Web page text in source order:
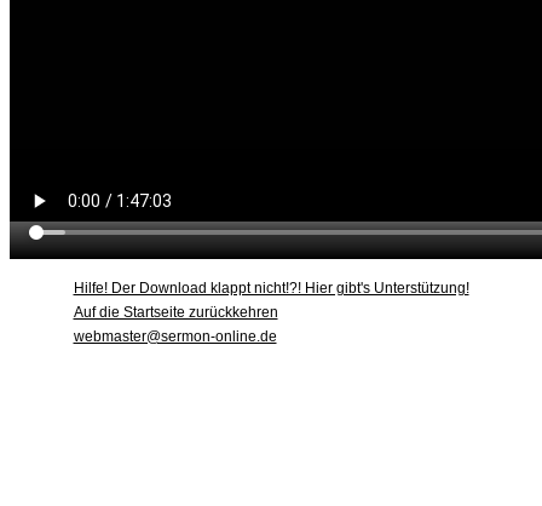
Hilfe! Der Download klappt nicht!?! Hier gibt's Unterstützung!
Auf die Startseite zurückkehren
webmaster@sermon-online.de